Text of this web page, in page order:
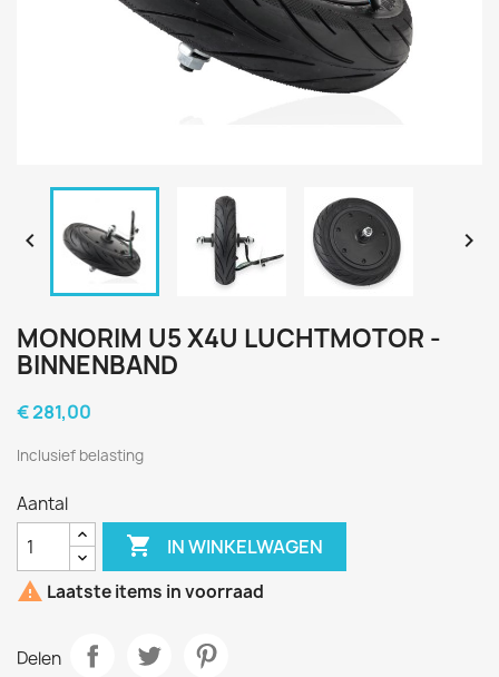
 
MONORIM U5 X4U LUCHTMOTOR -
BINNENBAND
€ 281,00
Inclusief belasting
Aantal
 IN WINKELWAGEN
 Laatste items in voorraad
Delen